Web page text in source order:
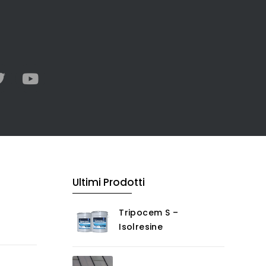
Ultimi Prodotti
Tripocem S –
Isolresine